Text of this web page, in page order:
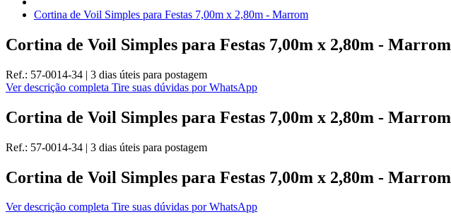
Cortina de Voil Simples para Festas 7,00m x 2,80m - Marrom
Cortina de Voil Simples para Festas 7,00m x 2,80m - Marrom
Ref.: 57-0014-34 | 3 dias úteis para postagem
Ver descrição completa Tire suas dúvidas por WhatsApp
Cortina de Voil Simples para Festas 7,00m x 2,80m - Marrom
Ref.: 57-0014-34 | 3 dias úteis para postagem
Cortina de Voil Simples para Festas 7,00m x 2,80m - Marrom
Ver descrição completa Tire suas dúvidas por WhatsApp